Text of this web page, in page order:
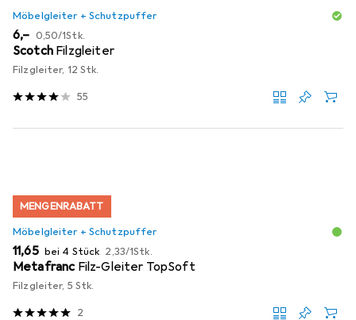
Möbelgleiter + Schutzpuffer
EUR
6,– EUR
0,50/1Stk.
Scotch Filzgleiter
Filzgleiter, 12 Stk.
55
MENGENRABATT
Möbelgleiter + Schutzpuffer
EUR
11,65 bei 4 Stück EUR
2,33/1Stk.
Metafranc Filz-Gleiter TopSoft
Filzgleiter, 5 Stk.
2